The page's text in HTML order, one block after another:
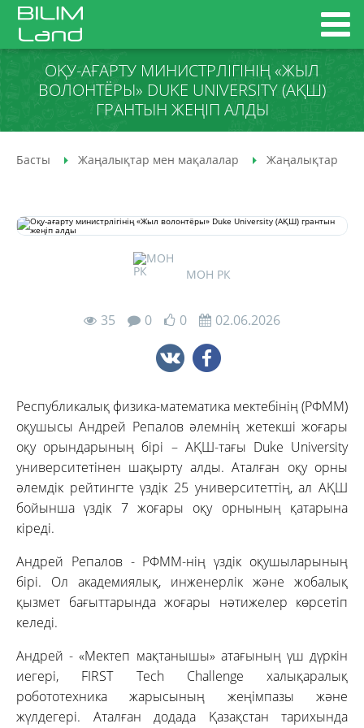
ОҚУ-АҒАРТУ МИНИСТРЛІГІНІҢ «ЖЫЛ
ВОЛОНТЁРЫ» DUKE UNIVERSITY (АҚШ)
ГРАНТЫН ЖЕҢІП АЛДЫ
Басты Жаңалықтар мен мақалалар Жаңалықтар
МОН РК
35 0 0 02.06.2026
Республикалық физика-математика мектебінің (РФММ)
оқушысы Андрей Репалов әлемнің жетекші жоғары
оқу орындарының бірі – АҚШ-тағы Duke University
университетінен шақырту алды. Аталған оқу орны
әлемдік рейтингте үздік 25 университеттің, ал АҚШ
бойынша үздік 7 жоғары оқу орнының қатарына
кіреді.
Андрей Репалов - РФММ-нің үздік оқушыларының
бірі. Ол академиялық, инженерлік және жобалық
қызмет бағыттарында жоғары нәтижелер көрсетіп
келеді.
Андрей - «Мектеп мақтанышы» атағының үш дүркін
иегері, FIRST Tech Challenge халықаралық
робототехника жарысының жеңімпазы және
жүлдегері. Аталған додада Қазақстан тарихында